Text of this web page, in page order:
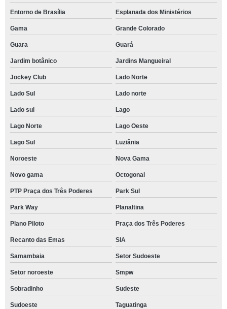
Entorno de Brasília Esplanada dos Ministérios
Gama Grande Colorado
Guara Guará
Jardim botânico Jardins Mangueiral
Jockey Club Lado Norte
Lado Sul Lado norte
Lado sul Lago
Lago Norte Lago Oeste
Lago Sul Luziânia
Noroeste Nova Gama
Novo gama Octogonal
PTP Praça dos Três Poderes Park Sul
Park Way Planaltina
Plano Piloto Praça dos Três Poderes
Recanto das Emas SIA
Samambaia Setor Sudoeste
Setor noroeste Smpw
Sobradinho Sudeste
Sudoeste Taguatinga